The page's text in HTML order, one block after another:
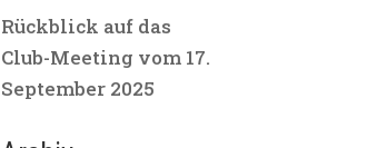
Rückblick auf das
Club-Meeting vom 17.
September 2025